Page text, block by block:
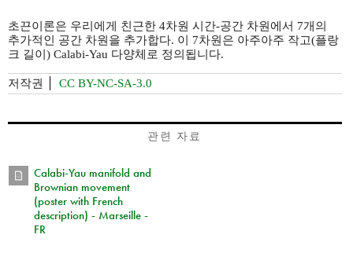
초끈이론은 우리에게 친근한 4차원 시간-공간 차원에서 7개의
추가적인 공간 차원을 추가합다. 이 7차원은 아주아주 작고(플랑
크 길이) Calabi-Yau 다양체로 정의됩니다.
저작권 CC BY-NC-SA-3.0
관련 자료
Calabi-Yau manifold and
Brownian movement
(poster with French
description) - Marseille -
FR